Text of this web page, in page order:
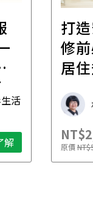
活
解
打
修
居
原價